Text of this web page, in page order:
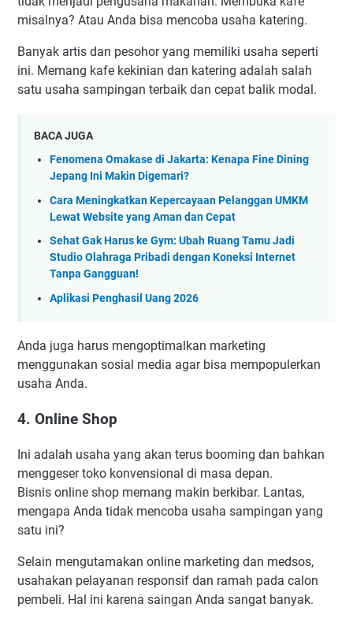
misalnya? Atau Anda bisa mencoba usaha katering.
Banyak artis dan pesohor yang memiliki usaha seperti
ini. Memang kafe kekinian dan katering adalah salah
satu usaha sampingan terbaik dan cepat balik modal.
BACA JUGA
Fenomena Omakase di Jakarta: Kenapa Fine Dining
Jepang Ini Makin Digemari?
Cara Meningkatkan Kepercayaan Pelanggan UMKM
Lewat Website yang Aman dan Cepat
Sehat Gak Harus ke Gym: Ubah Ruang Tamu Jadi
Studio Olahraga Pribadi dengan Koneksi Internet
Tanpa Gangguan!
Aplikasi Penghasil Uang 2026
Anda juga harus mengoptimalkan marketing
menggunakan sosial media agar bisa mempopulerkan
usaha Anda.
4. Online Shop
Ini adalah usaha yang akan terus booming dan bahkan
menggeser toko konvensional di masa depan.
Bisnis online shop memang makin berkibar. Lantas,
mengapa Anda tidak mencoba usaha sampingan yang
satu ini?
Selain mengutamakan online marketing dan medsos,
usahakan pelayanan responsif dan ramah pada calon
pembeli. Hal ini karena saingan Anda sangat banyak.